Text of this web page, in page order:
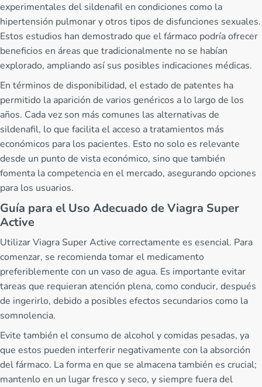
experimentales del sildenafil en condiciones como la
hipertensión pulmonar y otros tipos de disfunciones sexuales.
Estos estudios han demostrado que el fármaco podría ofrecer
beneficios en áreas que tradicionalmente no se habían
explorado, ampliando así sus posibles indicaciones médicas.
En términos de disponibilidad, el estado de patentes ha
permitido la aparición de varios genéricos a lo largo de los
años. Cada vez son más comunes las alternativas de
sildenafil, lo que facilita el acceso a tratamientos más
económicos para los pacientes. Esto no solo es relevante
desde un punto de vista económico, sino que también
fomenta la competencia en el mercado, asegurando opciones
para los usuarios.
Guía para el Uso Adecuado de Viagra Super
Active
Utilizar Viagra Super Active correctamente es esencial. Para
comenzar, se recomienda tomar el medicamento
preferiblemente con un vaso de agua. Es importante evitar
tareas que requieran atención plena, como conducir, después
de ingerirlo, debido a posibles efectos secundarios como la
somnolencia.
Evite también el consumo de alcohol y comidas pesadas, ya
que estos pueden interferir negativamente con la absorción
del fármaco. La forma en que se almacena también es crucial;
mantenlo en un lugar fresco y seco, y siempre fuera del